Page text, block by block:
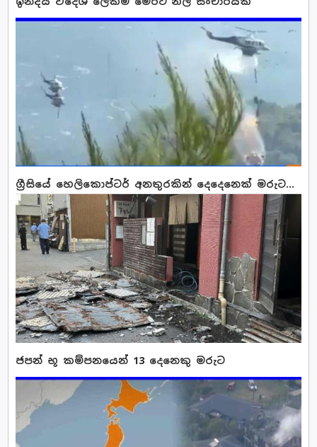
ග්‍රීසියේ හෙලිකොප්ටර් අනතුරකින් දෙදෙනෙක් මරුට...
ජපන් භූ කම්පනයෙන් 13 දෙනෙකු මරුට